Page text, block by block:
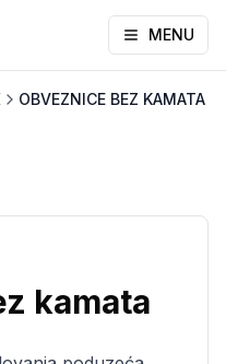
MENU
OBVEZNICE BEZ KAMATA
kamata